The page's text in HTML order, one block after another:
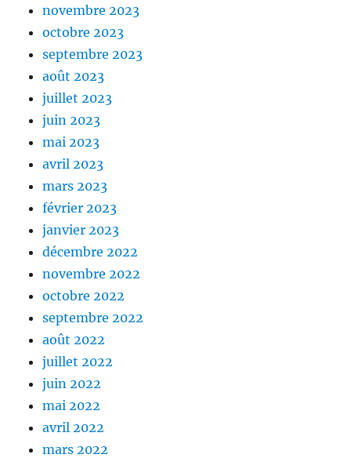
novembre 2023
octobre 2023
septembre 2023
août 2023
juillet 2023
juin 2023
mai 2023
avril 2023
mars 2023
février 2023
janvier 2023
décembre 2022
novembre 2022
octobre 2022
septembre 2022
août 2022
juillet 2022
juin 2022
mai 2022
avril 2022
mars 2022